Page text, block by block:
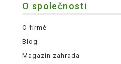
O společnosti
O firmě
Blog
Magazín zahrada